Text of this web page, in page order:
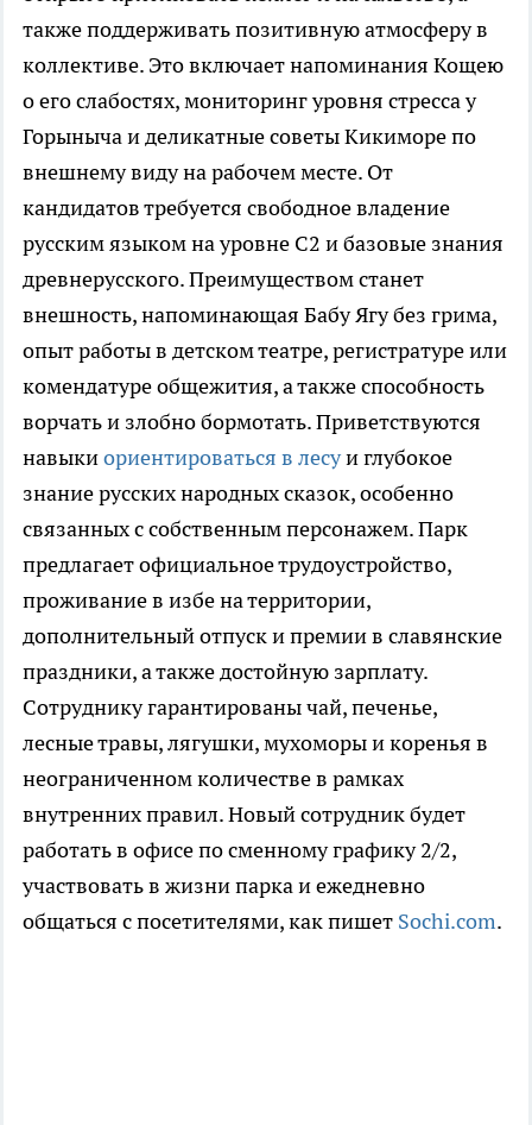
также поддерживать позитивную атмосферу в
коллективе. Это включает напоминания Кощею
о его слабостях, мониторинг уровня стресса у
Горыныча и деликатные советы Кикиморе по
внешнему виду на рабочем месте. От
кандидатов требуется свободное владение
русским языком на уровне C2 и базовые знания
древнерусского. Преимуществом станет
внешность, напоминающая Бабу Ягу без грима,
опыт работы в детском театре, регистратуре или
комендатуре общежития, а также способность
ворчать и злобно бормотать. Приветствуются
навыкиориентироваться в лесуи глубокое
знание русских народных сказок, особенно
связанных с собственным персонажем. Парк
предлагает официальное трудоустройство,
проживание в избе на территории,
дополнительный отпуск и премии в славянские
праздники, а также достойную зарплату.
Сотруднику гарантированы чай, печенье,
лесные травы, лягушки, мухоморы и коренья в
неограниченном количестве в рамках
внутренних правил. Новый сотрудник будет
работать в офисе по сменному графику 2/2,
участвовать в жизни парка и ежедневно
общаться с посетителями, как пишет Sochi.com.